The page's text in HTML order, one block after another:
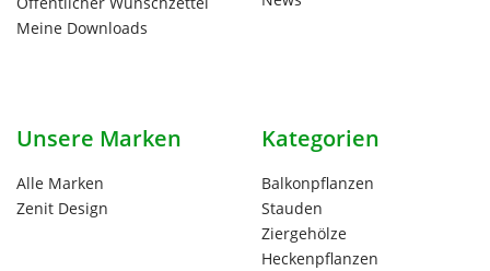
Meine Downloads
Unsere Marken
Alle Marken
Zenit Design
Kategorien
Balkonpflanzen
Stauden
Ziergehölze
Heckenpflanzen